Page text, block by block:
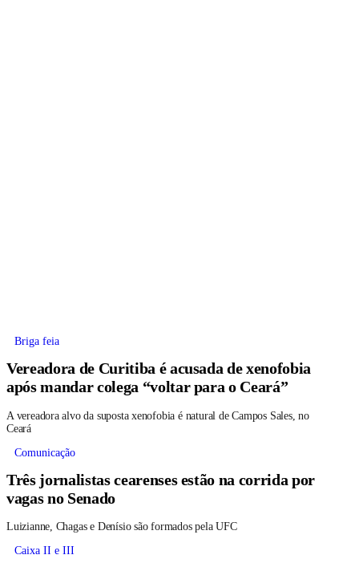
Briga feia
Vereadora de Curitiba é acusada de xenofobia
após mandar colega “voltar para o Ceará”
Ceará
Comunicação
Três jornalistas cearenses estão na corrida por
vagas no Senado
Luizianne, Chagas e Denísio são formados pela UFC